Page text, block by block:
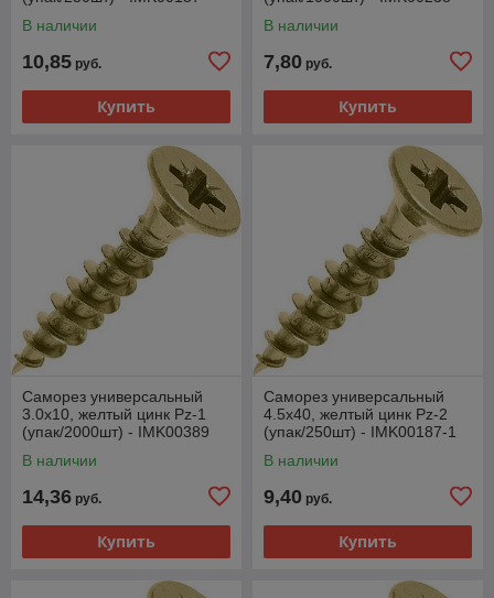
В наличии
10,85 руб.
Купить
В наличии
7,80 руб.
Купить
Саморез универсальный
3.0х10, желтый цинк Pz-1
(упак/2000шт) - IMK00389
В наличии
14,36 руб.
Купить
Саморез универсальный
4.5х40, желтый цинк Pz-2
(упак/250шт) - IMK00187-1
В наличии
9,40 руб.
Купить